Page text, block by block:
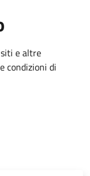
e altre
condizioni di